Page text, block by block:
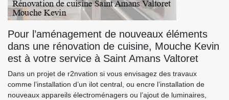
Pour l’aménagement de nouveaux éléments
dans une rénovation de cuisine, Mouche Kevin
est à votre service à Saint Amans Valtoret
Dans un projet de r2nvation si vous envisagez des travaux
comme l’installation d’un ilot central, ou encre l’installation de
nouveaux appareils électroménagers ou l’ajout de luminaires,